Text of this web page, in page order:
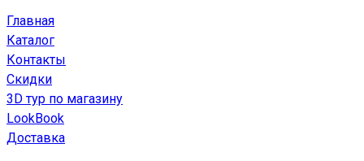
Главная
Каталог
Контакты
Скидки
3D тур по магазину
LookBook
Доставка